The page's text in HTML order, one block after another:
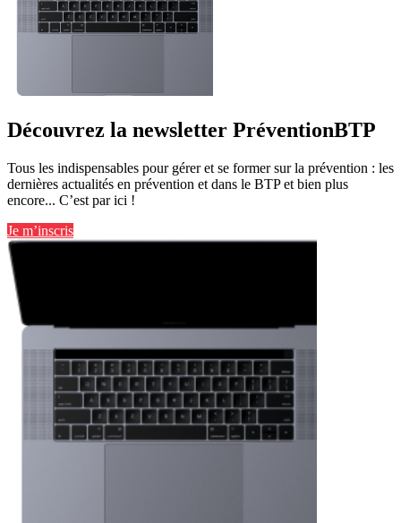
Découvrez la newsletter PréventionBTP
Tous les indispensables pour gérer et se former sur la prévention : les
dernières actualités en prévention et dans le BTP et bien plus
encore... C’est par ici !
Je m’inscris